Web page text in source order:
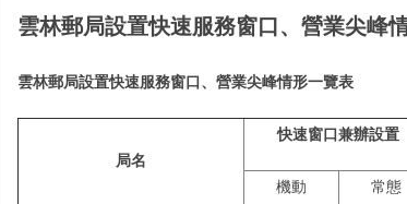
雲林郵局設置快速服務窗口、營業尖峰
雲林郵局設置快速服務窗口、營業尖峰情形一覽表
局名
快速窗口兼辦設置
機動 常態